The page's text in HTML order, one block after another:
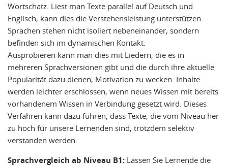
Wortschatz. Liest man Texte parallel auf Deutsch und
Englisch, kann dies die Verstehensleistung unterstützen.
Sprachen stehen nicht isoliert nebeneinander, sondern
befinden sich im dynamischen Kontakt.
Ausprobieren kann man dies mit Liedern, die es in
mehreren Sprachversionen gibt und die durch ihre aktuelle
Popularität dazu dienen, Motivation zu wecken. Inhalte
werden leichter erschlossen, wenn neues Wissen mit bereits
vorhandenem Wissen in Verbindung gesetzt wird. Dieses
Verfahren kann dazu führen, dass Texte, die vom Niveau her
zu hoch für unsere Lernenden sind, trotzdem selektiv
verstanden werden.
Sprachvergleich ab Niveau B1: Lassen Sie Lernende die